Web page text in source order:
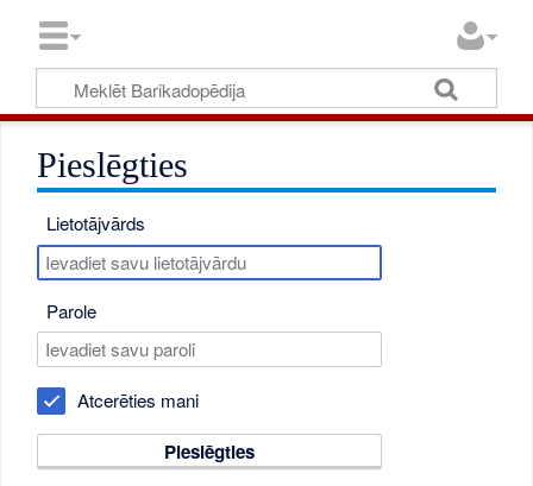
Pieslēgties
Lietotājvārds
Parole
Atcerēties mani
Pieslēgties